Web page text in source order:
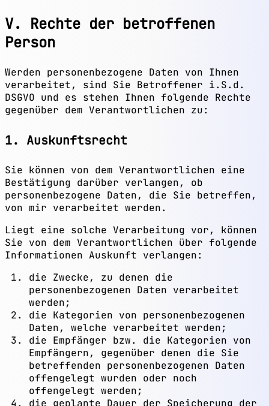
V. Rechte der betroffenen
Person
Werden personenbezogene Daten von Ihnen
verarbeitet, sind Sie Betroffener i.S.d.
DSGVO und es stehen Ihnen folgende Rechte
gegenüber dem Verantwortlichen zu:
1. Auskunftsrecht
Sie können von dem Verantwortlichen eine
Bestätigung darüber verlangen, ob
personenbezogene Daten, die Sie betreffen,
von mir verarbeitet werden.
Liegt eine solche Verarbeitung vor, können
Sie von dem Verantwortlichen über folgende
Informationen Auskunft verlangen:
die Zwecke, zu denen die
personenbezogenen Daten verarbeitet
werden;
die Kategorien von personenbezogenen
Daten, welche verarbeitet werden;
die Empfänger bzw. die Kategorien von
Empfängern, gegenüber denen die Sie
betreffenden personenbezogenen Daten
offengelegt wurden oder noch
offengelegt werden;